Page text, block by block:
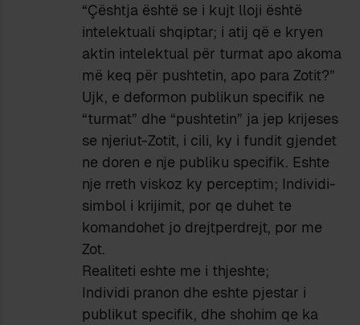
“Çështja është se i kujt lloji është
intelektuali shqiptar; i atij që e kryen
aktin intelektual për turmat apo akoma
më keq për pushtetin, apo para Zotit?”
Ujk, e deformon publikun specifik ne
“turmat” dhe “pushtetin” ja jep krijeses
se njeriut-Zotit, i cili, ky i fundit gjendet
ne doren e nje publiku specifik. Eshte
nje rreth viskoz ky perceptim; Individi-
simbol i krijimit, por qe duhet te
komandohet jo drejtperdrejt, por me
Zot.
Realiteti eshte me i thjeshte;
Individi pranon dhe eshte pjestar i
publikut specifik, dhe shohim qe ka